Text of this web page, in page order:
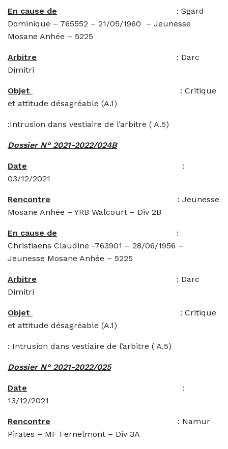
En cause de : Sgard
Dominique – 765552 – 21/05/1960 – Jeunesse
Mosane Anhée – 5225
Arbitre : Darc
Dimitri
Objet
: Critique
et attitude désagréable (A.1)
:Intrusion dans vestiaire de l’arbitre ( A.5)
Dossier N° 2021-2022/024B
Date :
03/12/2021
Rencontre : Jeunesse
Mosane Anhée – YRB Walcourt – Div 2B
En cause de :
Christiaens Claudine -763901 – 28/06/1956 –
Jeunesse Mosane Anhée – 5225
Arbitre : Darc
Dimitri
Objet
: Critique
et attitude désagréable (A.1)
: Intrusion dans vestiaire de l’arbitre ( A.5)
Dossier N° 2021-2022/025
Date :
13/12/2021
Rencontre : Namur
Pirates – MF Fernelmont – Div 3A